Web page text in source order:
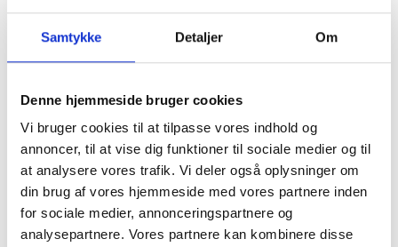
Samtykke Detaljer Om
Denne hjemmeside bruger cookies
Vi bruger cookies til at tilpasse vores indhold og
annoncer, til at vise dig funktioner til sociale medier og til
at analysere vores trafik. Vi deler også oplysninger om
din brug af vores hjemmeside med vores partnere inden
for sociale medier, annonceringspartnere og
analysepartnere. Vores partnere kan kombinere disse
Batteri -
499 kr. 799 kr.
Front 899 kr.
1.099 kr.
Kamera
(Bag)
-
1.049 kr. -
Fandt du ikke det du søgte efter?
RING TIL OS FIND VÆRKSTED